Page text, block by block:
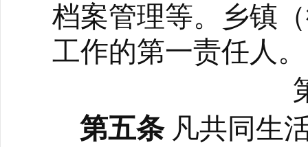
档案管理等。乡镇
工作的第一责任人。
第五条 凡共同生